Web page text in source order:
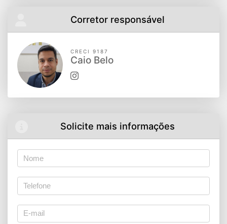
Corretor responsável
CRECI 9187
Caio Belo
Solicite mais informações